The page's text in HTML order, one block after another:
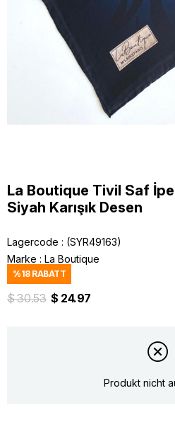
La Boutique Tivil Saf
Siyah Karışık Desen
Lagercode
(SYR49163)
Marke : La Boutique
%18RABATT
$ 30.53 $ 24.97
Produkt nicht